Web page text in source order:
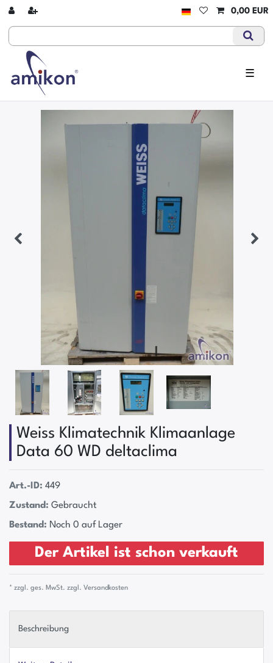
0,00 EUR
☰
Weiss Klimatechnik Klimaanlage
Data 60 WD deltaclima
Art.-ID: 449
Zustand: Gebraucht
Bestand: Noch 0 auf Lager
Der Artikel ist schon verkauft
* zzgl. ges. MwSt. zzgl. Versandkosten
Beschreibung